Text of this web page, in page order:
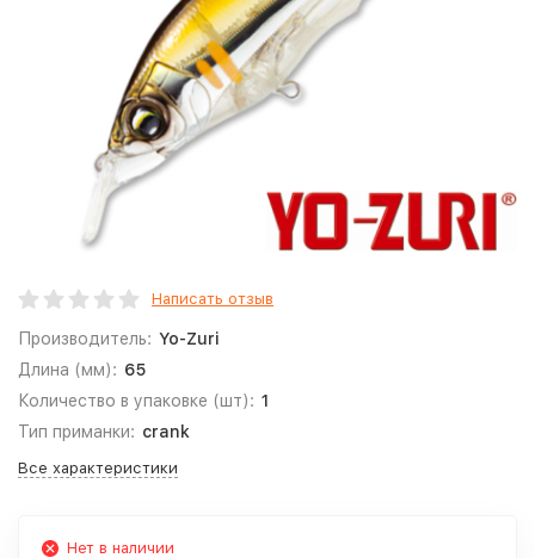
Написать отзыв
Производитель: Yo-Zuri
Длина (мм): 65
Количество в упаковке (шт): 1
Тип приманки: crank
Все характеристики
Нет в наличии